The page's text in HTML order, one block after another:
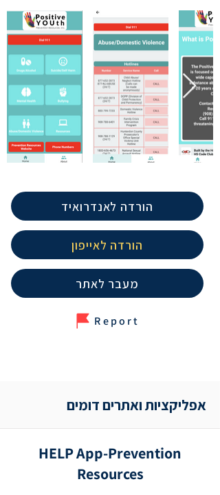
הורדה לאנדרואיד
הורדה לאייפון
מעבר לאתר
Report
אפליקציות ואתרים דומים
HELP App-Prevention
Resources